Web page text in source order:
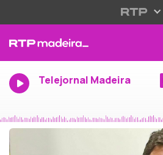
Telejornal Madeira